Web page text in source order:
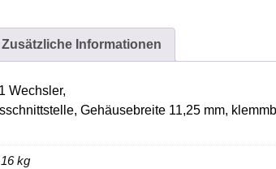
Zusätzliche Informationen
Wechsler,
Gehäusebreite 11,25 mm,
kg